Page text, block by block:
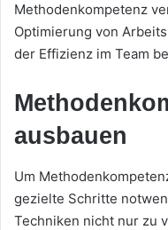
Methodenkompetenz
Optimierung von
der Effizienz im Team
ausbauen
Um
gezielte Schritte
Techniken nicht nur zu